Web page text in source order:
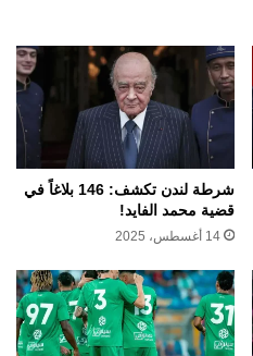
شرطة لندن تكشف: 146 بلاغاً في
قضية محمد الفايد!
14 أغسطس، 2025